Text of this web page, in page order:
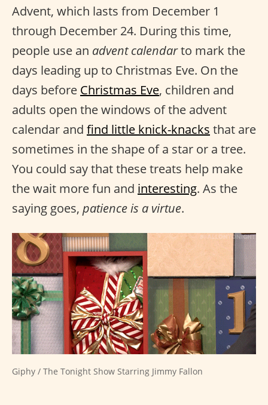
Advent, which lasts from December 1
through December 24. During this time,
people use an advent calendarto mark the
days leading up to Christmas Eve. On the
days before Christmas Eve, children and
adults open the windows of the advent
calendar and find little knick-knacks that are
sometimes in the shape of a star or a tree.
You could say that these treats help make
the wait more fun and interesting. As the
saying goes, patience is a virtue.
Giphy / The Tonight Show Starring Jimmy Fallon